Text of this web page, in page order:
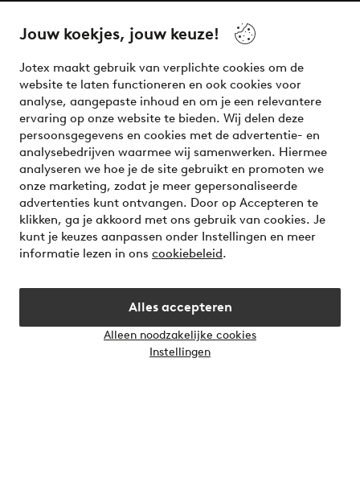
Jouw koekjes, jouw keuze!
Jotex maakt gebruik van verplichte cookies om de
website te laten functioneren en ook cookies voor
analyse, aangepaste inhoud en om je een relevantere
ervaring op onze website te bieden. Wij delen deze
persoonsgegevens en cookies met de advertentie- en
analysebedrijven waarmee wij samenwerken. Hiermee
analyseren we hoe je de site gebruikt en promoten we
onze marketing, zodat je meer gepersonaliseerde
advertenties kunt ontvangen. Door op Accepteren te
klikken, ga je akkoord met ons gebruik van cookies. Je
kunt je keuzes aanpassen onder Instellingen en meer
informatie lezen in ons cookiebeleid.
Alles accepteren
Alleen noodzakelijke cookies
Instellingen
Over Jotex
Onze diensten
Voorwaarden
Meet our friend Ellos
Welcome to Ellos, the Nordic destination for fashion and
beauty! Get a clean, modern aesthetic and unique style for
your wardrobe. Your next inspiring look is here!
Visit Ellos
Veilig betalen - Nu betalen of opsplitsen